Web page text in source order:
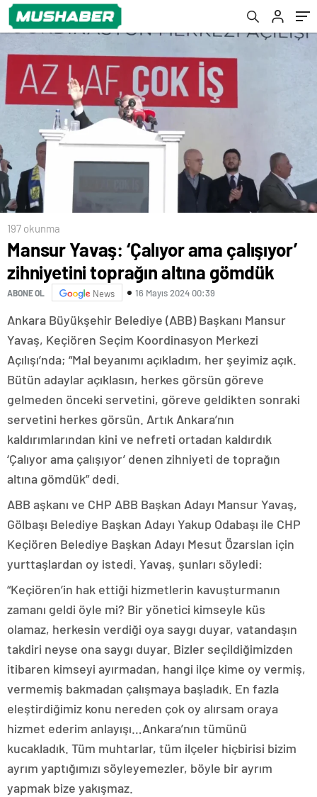
197 okunma
Mansur Yavaş: ‘Çalıyor ama çalışıyor’
zihniyetini toprağın altına gömdük
ABONE OL News 16 Mayıs 2024 00:39
Ankara Büyükşehir Belediye (ABB) Başkanı Mansur
Yavaş, Keçiören Seçim Koordinasyon Merkezi
Açılışı’nda; “Mal beyanımı açıkladım, her şeyimiz açık.
Bütün adaylar açıklasın, herkes görsün göreve
gelmeden önceki servetini, göreve geldikten sonraki
servetini herkes görsün. Artık Ankara’nın
kaldırımlarından kini ve nefreti ortadan kaldırdık
‘Çalıyor ama çalışıyor’ denen zihniyeti de toprağın
altına gömdük” dedi.
ABB aşkanı ve CHP ABB Başkan Adayı Mansur Yavaş,
Gölbaşı Belediye Başkan Adayı Yakup Odabaşı ile CHP
Keçiören Belediye Başkan Adayı Mesut Özarslan için
yurttaşlardan oy istedi. Yavaş, şunları söyledi:
“Keçiören’in hak ettiği hizmetlerin kavuşturmanın
zamanı geldi öyle mi? Bir yönetici kimseyle küs
olamaz, herkesin verdiği oya saygı duyar, vatandaşın
takdiri neyse ona saygı duyar. Bizler seçildiğimizden
itibaren kimseyi ayırmadan, hangi ilçe kime oy vermiş,
vermemiş bakmadan çalışmaya başladık. En fazla
eleştirdiğimiz konu nereden çok oy alırsam oraya
hizmet ederim anlayışı…Ankara’nın tümünü
kucakladık. Tüm muhtarlar, tüm ilçeler hiçbirisi bizim
ayrım yaptığımızı söyleyemezler, böyle bir ayrım
yapmak bize yakışmaz.
Yaya Odaklı Yeni Nesil Ulaşım Projesi’ni
inceledi